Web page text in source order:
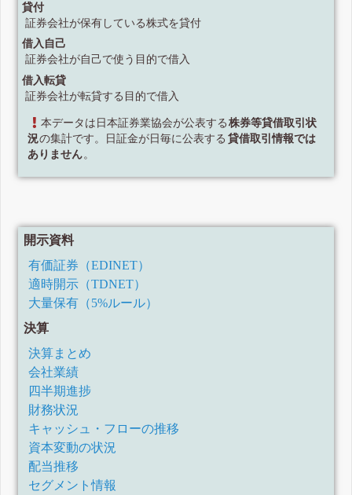
貸付
証券会社が保有している株式を貸付
借入自己
証券会社が自己で使う目的で借入
借入転貸
証券会社が転貸する目的で借入
本データは日本証券業協会が公表する 株券等貸借取引状
況の集計です。日証金が日毎に公表する 貸借取引情報では
ありません 。
開示資料
有価証券（EDINET）
適時開示（TDNET）
大量保有（5%ルール）
決算
決算まとめ
会社業績
四半期進捗
財務状況
キャッシュ・フローの推移
資本変動の状況
配当推移
セグメント情報